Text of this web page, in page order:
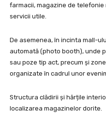
farmacii, magazine de telefonie
servicii utile.
De asemenea, în incinta mall-
automată (photo booth), unde
sau poze tip act, precum și
organizate în cadrul unor
Structura clădirii și hărțile
localizarea magazinelor dorite.